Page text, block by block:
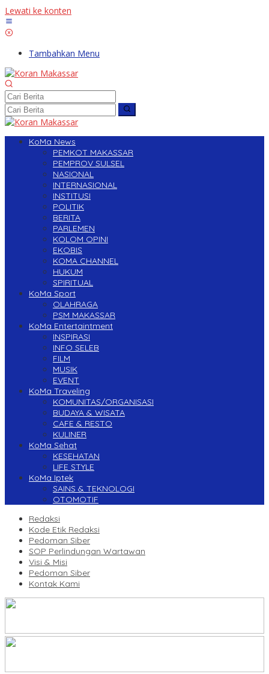
Lewati ke konten
Tambahkan Menu
KoMa News
PEMKOT MAKASSAR
PEMPROV SULSEL
NASIONAL
INTERNASIONAL
INSTITUSI
POLITIK
BERITA
PARLEMEN
KOLOM OPINI
EKOBIS
KOMA CHANNEL
HUKUM
SPIRITUAL
KoMa Sport
OLAHRAGA
PSM MAKASSAR
KoMa Entertaintment
INSPIRASI
INFO SELEB
FILM
MUSIK
EVENT
KoMa Traveling
KOMUNITAS/ORGANISASI
BUDAYA & WISATA
CAFE & RESTO
KULINER
KoMa Sehat
KESEHATAN
LIFE STYLE
KoMa Iptek
SAINS & TEKNOLOGI
OTOMOTIF
Redaksi
Kode Etik Redaksi
Pedoman Siber
SOP Perlindungan Wartawan
Visi & Misi
Pedoman Siber
Kontak Kami